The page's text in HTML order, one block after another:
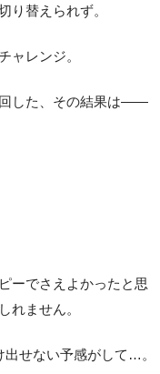
り替えられず。
ャレンジ。
した、その結果は――
ーでさえよかったと思
れません。
せない予感がして…。